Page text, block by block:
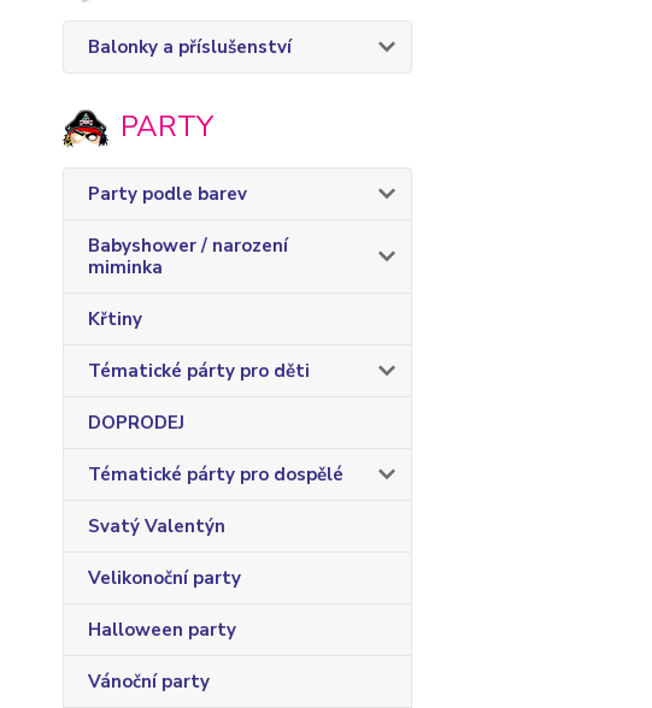
Balonky a příslušenství
PARTY
Party podle barev
Babyshower / narození
miminka
Křtiny
Tématické párty pro děti
DOPRODEJ
Tématické párty pro dospělé
Svatý Valentýn
Velikonoční party
Halloween party
Vánoční party